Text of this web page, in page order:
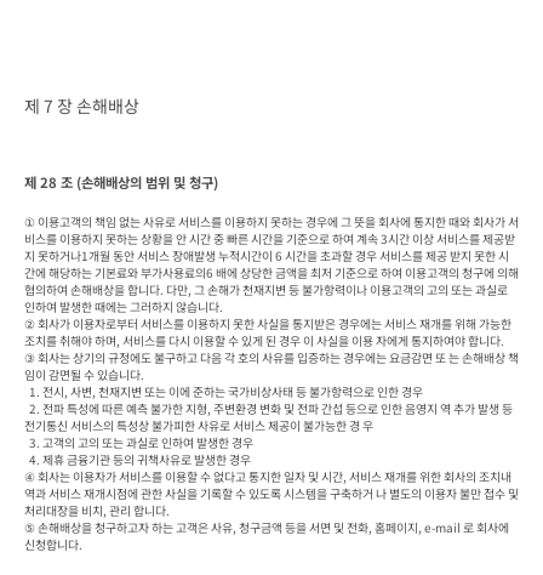
제 7 장 손해배상
제 28 조 (손해배상의 범위 및 청구)
① 이용고객의 책임 없는 사유로 서비스를 이용하지 못하는 경우에 그 뜻을 회사에 통지한 때와 회사가 서
비스를 이용하지 못하는 상황을 안 시간 중 빠른 시간을 기준으로 하여 계속 3시간 이상 서비스를 제공받
지 못하거나1개월 동안 서비스 장애발생 누적시간이 6 시간을 초과할 경우 서비스를 제공 받지 못한 시
간에 해당하는 기본료와 부가사용료의6 배에 상당한 금액을 최저 기준으로 하여 이용고객의 청구에 의해
협의하여 손해배상을 합니다. 다만, 그 손해가 천재지변 등 불가항력이나 이용고객의 고의 또는 과실로
인하여 발생한 때에는 그러하지 않습니다.
② 회사가 이용자로부터 서비스를 이용하지 못한 사실을 통지받은 경우에는 서비스 재개를 위해 가능한
조치를 취해야 하며, 서비스를 다시 이용할 수 있게 된 경우 이 사실을 이용 자에게 통지하여야 합니다.
③ 회사는 상기의 규정에도 불구하고 다음 각 호의 사유를 입증하는 경우에는 요금감면 또 는 손해배상 책
임이 감면될 수 있습니다.
전기통신 서비스의 특성상 불가피한 사유로 서비스 제공이 불가능한 경 우
④ 회사는 이용자가 서비스를 이용할 수 없다고 통지한 일자 및 시간, 서비스 재개를 위한 회사의 조치내
역과 서비스 재개시점에 관한 사실을 기록할 수 있도록 시스템을 구축하거 나 별도의 이용자 불만 접수 및
처리대장을 비치, 관리 합니다.
⑤ 손해배상을 청구하고자 하는 고객은 사유, 청구금액 등을 서면 및 전화, 홈페이지, e-mail 로 회사에
신청합니다.